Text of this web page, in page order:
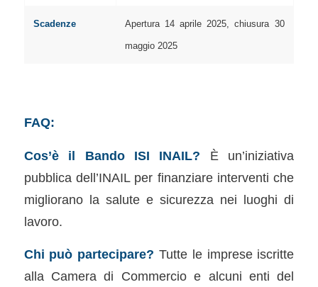
Scadenze Apertura 14 aprile 2025, chiusura 30
maggio 2025
FAQ:
Cos’è il Bando ISI INAIL? È un’iniziativa
pubblica dell’INAIL per finanziare interventi che
migliorano la salute e sicurezza nei luoghi di
lavoro.
Chi può partecipare? Tutte le imprese iscritte
alla Camera di Commercio e alcuni enti del